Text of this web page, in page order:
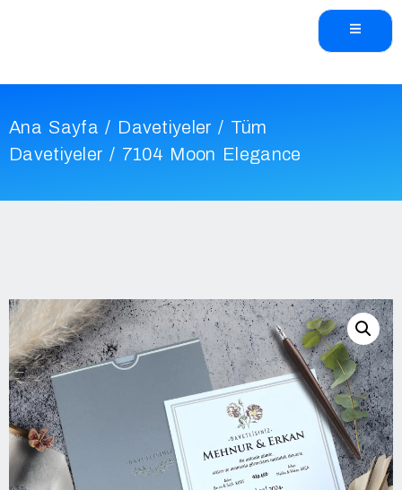
Ana Sayfa / Davetiyeler / Tüm
Davetiyeler / 7104 Moon Elegance